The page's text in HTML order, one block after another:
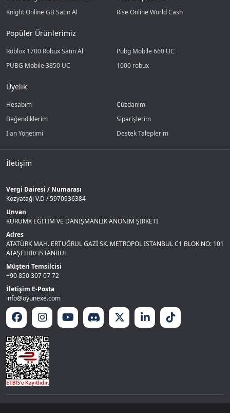
Knight Online GB Satın Al
Rise Online World Cash
Popüler Ürünlerimiz
Roblox 1700 Robux Satın Al
Pubg Mobile 660 UC
PUBG Mobile 3850 UC
1000 robux
Üyelik
Hesabım
Cüzdanım
Beğendiklerim
Siparişlerim
İlan Yönetimi
Destek Taleplerim
İletişim
Vergi Dairesi / Numarası
Kozyatağı V.D / 5970936384
Unvan
KURUMX EĞİTİM VE DANIŞMANLIK ANONİM ŞİRKETİ
Adres
ATATÜRK MAH. ERTUĞRUL GAZİ SK. METROPOL ISTANBUL C1 BLOK NO: 101
ATAŞEHİR/ İSTANBUL
Müşteri Temsilcisi
+90 850 307 07 72
İletişim E-Posta
info@oyunexe.com